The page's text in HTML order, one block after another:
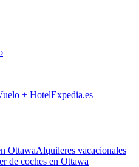
+ HotelExpedia.es
OttawaAlquileres vacacionales
de coches en Ottawa